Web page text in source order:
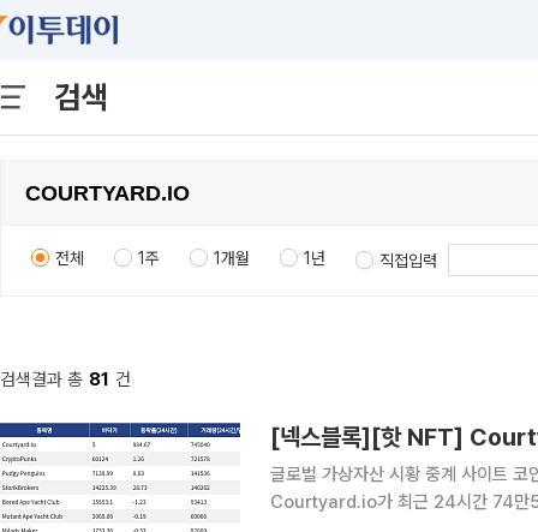
검색
전체 1주 1개월 1년 직접입력
검색결과 총 81 건
글로벌 가상자산 시황 중계 사이트
Courtyard.io가 최근 24시간 74만